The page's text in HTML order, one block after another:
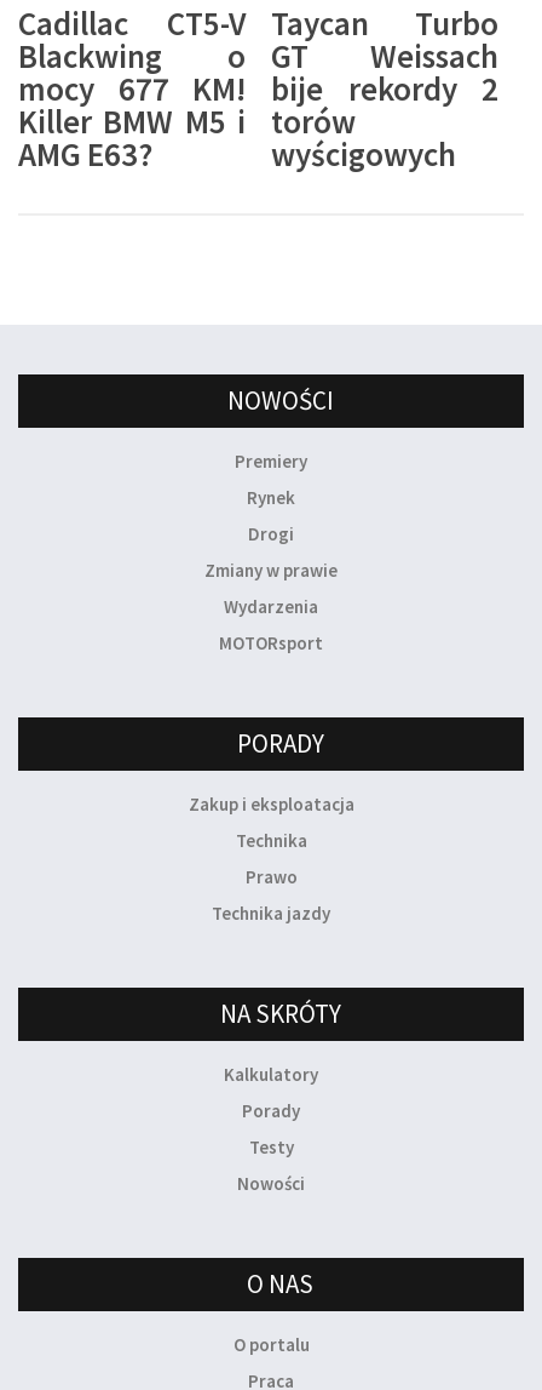
Cadillac CT5-V
Blackwing o
mocy 677 KM!
Killer BMW M5 i
AMG E63?
Taycan Turbo
GT Weissach
bije rekordy 2
torów
wyścigowych
NOWOŚCI
Premiery
Rynek
Drogi
Zmiany w prawie
Wydarzenia
MOTORsport
PORADY
Zakup i eksploatacja
Technika
Prawo
Technika jazdy
NA SKRÓTY
Kalkulatory
Porady
Testy
Nowości
O NAS
O portalu
Praca